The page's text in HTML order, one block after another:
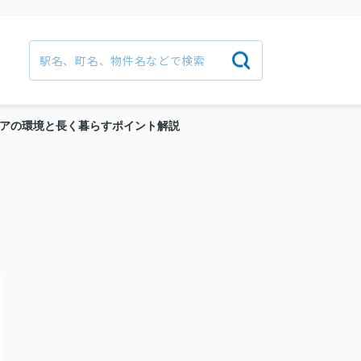
の環境と長く暮らすポイント解説